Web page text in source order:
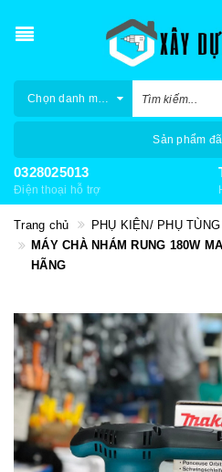
Chọn danh mục
Sản phẩm
0328025013
Điện thoại hỗ trợ
Trang chủ
PHỤ KIỆN/ PHỤ
MÁY CHÀ NHÁM RUNG 180W
HÃNG